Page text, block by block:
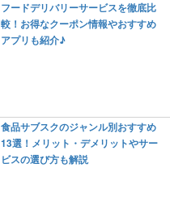
フードデリバリーサービスを徹底比
較！お得なクーポン情報やおすすめ
アプリも紹介♪
食品サブスクのジャンル別おすすめ
13選！メリット・デメリットやサー
ビスの選び方も解説